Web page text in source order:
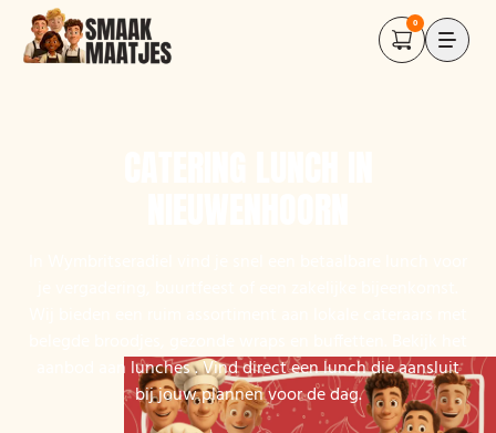
0
aanbod aan lunches . Vind direct een lunch die aansluit
bij jouw plannen voor de dag.